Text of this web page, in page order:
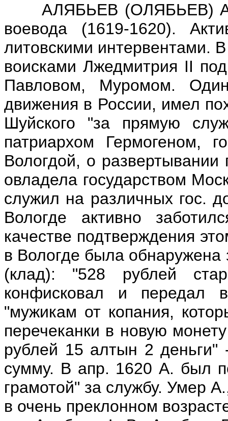
АЛЯБЬЕВ (ОЛЯБЬЕВ)
воевода (1619-1620).
литовскими интервентами.
воисками Лжедмитрия II
Павловом, Муромом. Один
движения в России, имел
Шуйского "за прямую
патриархом Гермогеном,
Вологдой, о
овладела государством
служил на различных гос.
Вологде активно
качестве подтверждения
в Вологде была
(клад): "528 рублей
конфисковал и передал
"мужикам от копания,
перечеканки в новую
рублей 15 алтын 2
сумму. В апр. 1620 А. был
грамотой" за службу. Умер
в очень преклонном